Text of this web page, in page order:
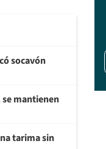
socavón
mantienen
tarima sin